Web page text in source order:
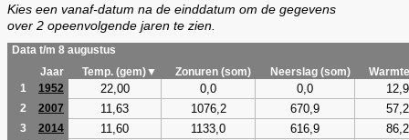
Kies een vanaf-datum na de einddatum om de gegevens
over 2 opeenvolgende jaren te zien.
Data t/m 8 augustus
Jaar
Temp. (gem)▼ Zonuren (som) Neerslag (som)
1
1952 22,00 0,0 0,0 12,9
2 2007 11,63 1076,2 670,9 57,2
3 2014 11,60 1133,0 616,9 86,2